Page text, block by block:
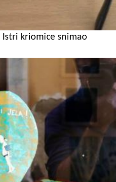
kriomice snimao